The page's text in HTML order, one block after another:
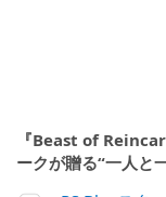
『Beast of
ークが贈る“一人と